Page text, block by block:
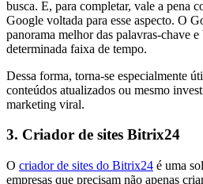
busca. E, para completar, vale a pena
Google voltada para esse aspecto. O
panorama melhor das palavras-chave
determinada faixa de tempo.
Dessa forma, torna-se especialmente
conteúdos atualizados ou mesmo
marketing viral.
3. Criador de sites Bitrix24
O criador de sites do Bitrix24 é uma
empresas que precisam não apenas